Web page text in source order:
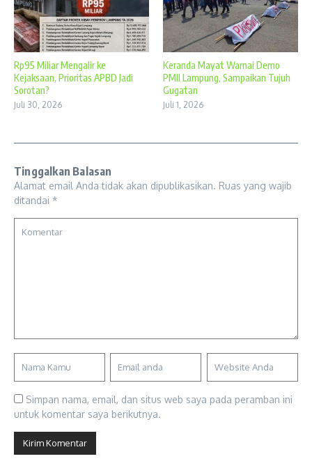
Rp95 Miliar Mengalir ke
Kejaksaan, Prioritas APBD Jadi
Sorotan?
Juli 30, 2026
Keranda Mayat Warnai Demo
PMII Lampung, Sampaikan Tujuh
Gugatan
Juli 1, 2026
Tinggalkan Balasan
Alamat email Anda tidak akan dipublikasikan. Ruas yang wajib
ditandai *
Simpan nama, email, dan situs web saya pada peramban ini
untuk komentar saya berikutnya.